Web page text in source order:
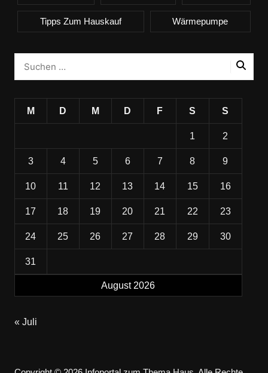
Tipps Zum Hauskauf Wärmepumpe
August 2026
M D M D F S S
1 2
3 4 5 6 7 8 9
10 11 12 13 14 15 16
17 18 19 20 21 22 23
24 25 26 27 28 29 30
31
« Juli